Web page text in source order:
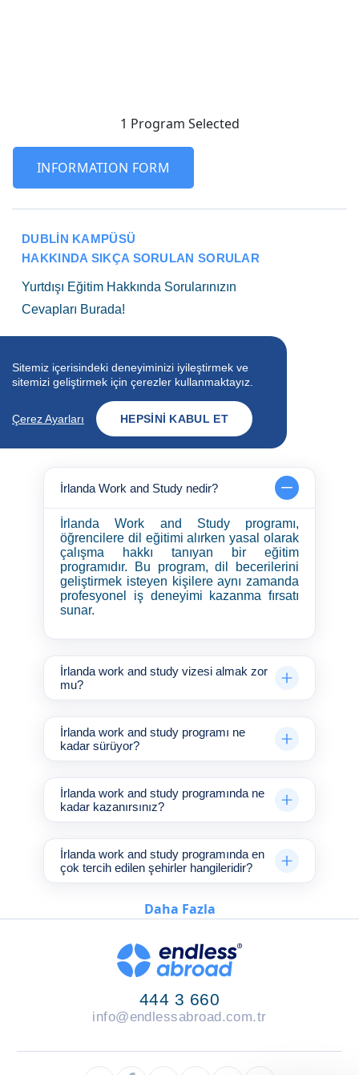
1 Program Selected
INFORMATION FORM
DUBLIN KAMPÜSÜ
HAKKINDA SIKÇA SORULAN SORULAR
Yurtdışı Eğitim Hakkında Sorularınızın
Cevapları Burada!
ÜlkeGlobal PartnerŞube
Tümü İrlanda
İrlanda Work and Study nedir?
İrlanda Work and Study programı,
öğrencilere dil eğitimi alırken yasal olarak
çalışma hakkı tanıyan bir eğitim
programıdır. Bu program, dil becerilerini
geliştirmek isteyen kişilere aynı zamanda
profesyonel iş deneyimi kazanma fırsatı
sunar.
İrlanda work and study vizesi almak zor
mu?
İrlanda work and study programı ne
kadar sürüyor?
İrlanda work and study programında ne
kadar kazanırsınız?
İrlanda work and study programında en
çok tercih edilen şehirler hangileridir?
Daha Fazla
444 3 660
info@endlessabroad.com.tr
Sitemiz içerisindeki deneyiminizi iyileştirmek ve
sitemizi geliştirmek için çerezler kullanmaktayız.
Çerez Ayarları HEPSINI KABUL ET